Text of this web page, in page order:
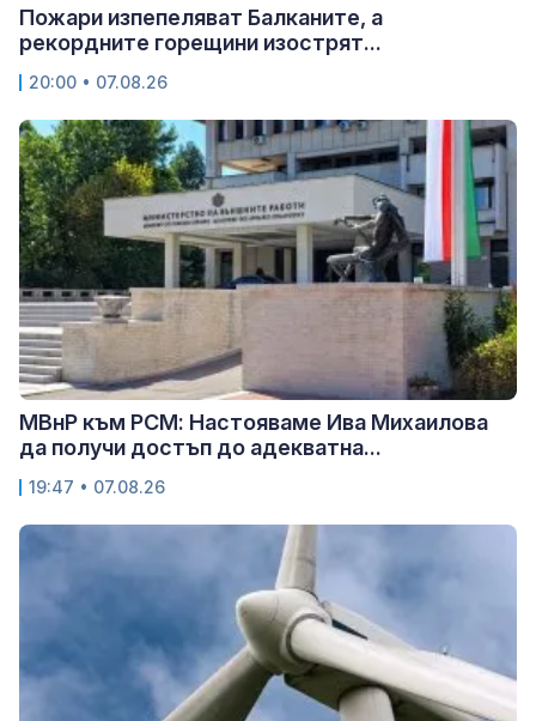
Пожари изпепеляват Балканите, а
рекордните горещини изострят...
20:00 • 07.08.26
МВнР към РСМ: Настояваме Ива Михаилова
да получи достъп до адекватна...
19:47 • 07.08.26